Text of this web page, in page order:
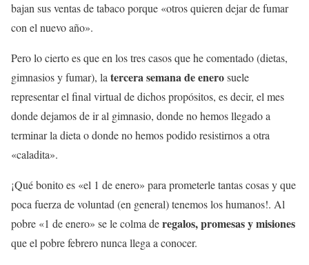
bajan sus ventas de tabaco porque «otros quieren dejar de fumar
con el nuevo año».
Pero lo cierto es que en los tres casos que he comentado (dietas,
gimnasios y fumar), la tercera semana de enerosuele
representar el final virtual de dichos propósitos, es decir, el mes
donde dejamos de ir al gimnasio, donde no hemos llegado a
terminar la dieta o donde no hemos podido resistirnos a otra
«caladita».
¡Qué bonito es «el 1 de enero» para prometerle tantas cosas y que
poca fuerza de voluntad (en general) tenemos los humanos!. Al
pobre «1 de enero» se le colma deregalos, promesas y misiones
que el pobre febrero nunca llega a conocer.